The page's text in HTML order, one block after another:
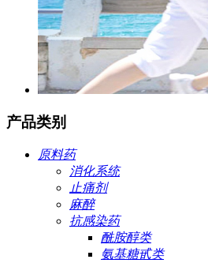
产品类别
原料药
消化系统
止痛剂
麻醉
抗感染药
酰胺醇类
氨基糖甙类